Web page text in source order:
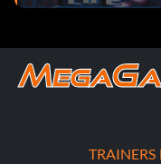
TRAINERS